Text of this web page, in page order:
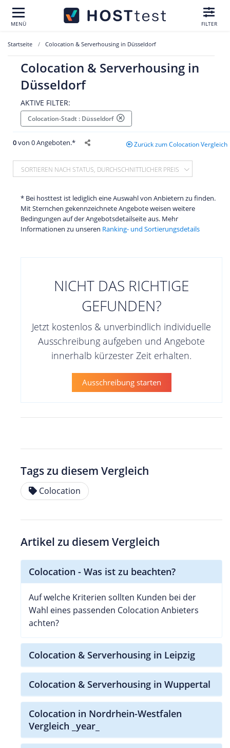
MENÜ FILTER
Startseite Colocation & Serverhousing in Düsseldorf
Colocation & Serverhousing in
Düsseldorf
AKTIVE FILTER:
Colocation-Stadt : Düsseldorf
0von 0 Angeboten.* Zurück zum Colocation Vergleich
SORTIEREN NACH STATUS, DURCHSCHNITTLICHER PREIS
* Bei hosttest ist lediglich eine Auswahl von Anbietern zu finden.
Mit Sternchen gekennzeichnete Angebote weisen weitere
Bedingungen auf der Angebotsdetailseite aus. Mehr
Informationen zu unseren Ranking- und Sortierungsdetails
NICHT DAS RICHTIGE
GEFUNDEN?
Jetzt kostenlos & unverbindlich individuelle
Ausschreibung aufgeben und Angebote
innerhalb kürzester Zeit erhalten.
Ausschreibung starten
Tags zu diesem Vergleich
Colocation
Artikel zu diesem Vergleich
Colocation - Was ist zu beachten?
Auf welche Kriterien sollten Kunden bei der
Wahl eines passenden Colocation Anbieters
achten?
Colocation & Serverhousing in Leipzig
Colocation & Serverhousing in Wuppertal
Colocation in Nordrhein-Westfalen
Vergleich _year_